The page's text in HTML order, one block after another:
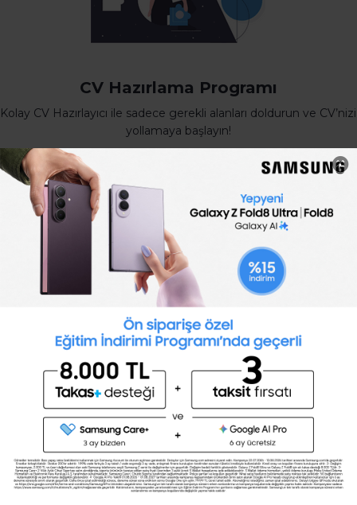
CV Hazırlama Programı
Kolay CV Hazırlayıcı ile sadece gerekli alanları doldurun ve CV’nizi
yollamaya başlayın!
Sertifika Programları
Digital Marketing Specialist
Sertifika Al
Microsoft Office for Business
Sertifika Al
Online Staj Programı
Sertifika Al
Şimdi Başla